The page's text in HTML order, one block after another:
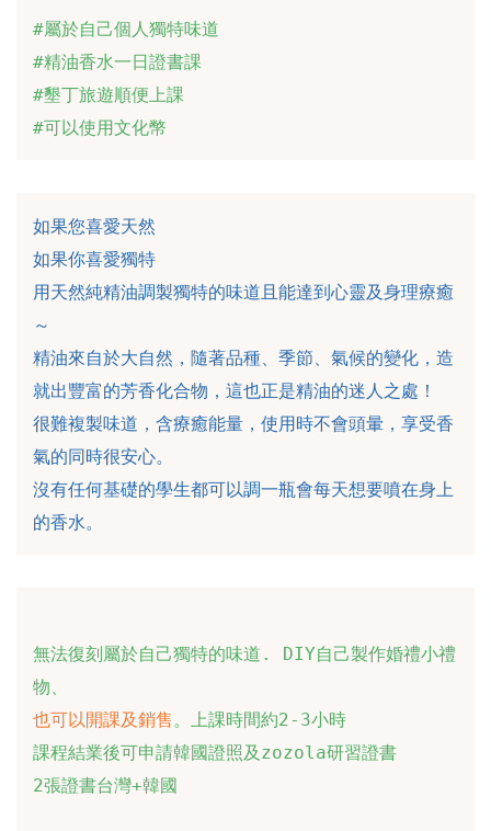
#屬於自己個人獨特味道
#精油香水一日證書課
#墾丁旅遊順便上課
#可以使用文化幣
如果您喜愛天然
如果你喜愛獨特
用天然純精油調製獨特的味道且能達到心靈及身理療癒
～
精油來自於大自然，隨著品種、季節、氣候的變化，造
就出豐富的芳香化合物，這也正是精油的迷人之處！
很難複製味道，含療癒能量，使用時不會頭暈，享受香
氣的同時很安心。
沒有任何基礎的學生都可以調一瓶會每天想要噴在身上
的香水。
無法復刻屬於自己獨特的味道. DIY自己製作婚禮小禮
也可以開課及銷售。上課時間約2-3小時
課程結業後可申請韓國證照及zozola研習證書
2張證書台灣+韓國